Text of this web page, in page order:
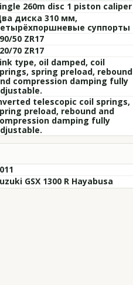
260m disc 1 piston caliper
диска 310 мм,
суппорты
50 ZR17
70 ZR17
type, oil damped, coil
spring preload, rebound
compression damping fully
telescopic coil springs,
preload, rebound and
damping fully
GSX 1300 R Hayabusa